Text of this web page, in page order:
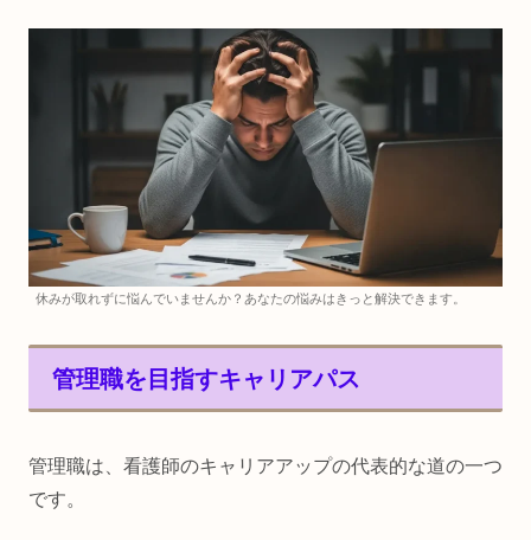
休みが取れずに悩んでいませんか？あなたの悩みはきっと解決できます。
管理職を目指すキャリアパス
管理職は、看護師のキャリアアップの代表的な道の一つ
です。